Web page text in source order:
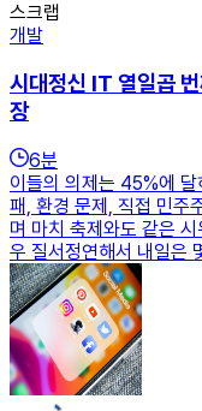
스크랩
개발
시대정신 IT 열일곱
장
6분
이들의 의제는 45%에
패, 환경 문제, 직접 민주
며 마치 축제와도 같은
우 질서정연해서 내일은